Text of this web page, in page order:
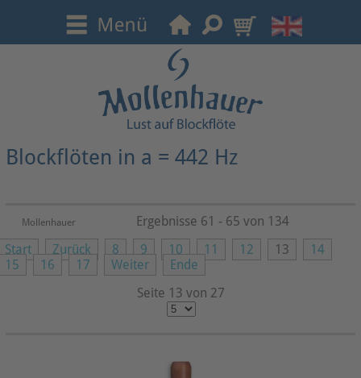
Blockflöten in a = 442 Hz
Mollenhauer
Start Zurück 8 9 10 11 12 13
14
15
16 17 Weiter
Ende
Seite 13 von 27
Ergebnisse 61 - 65 von 134